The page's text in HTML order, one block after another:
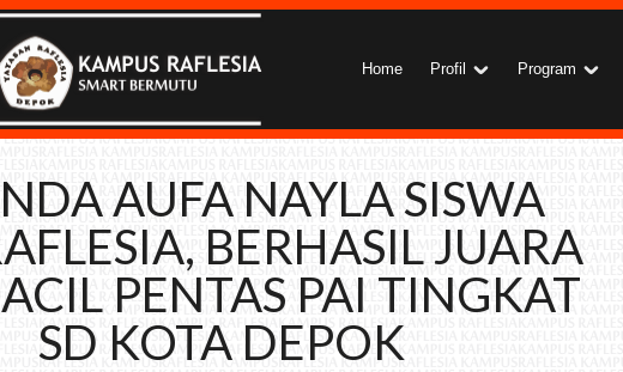
Home Profil Program
AUFA NAYLA SISWA
BERHASIL JUARA
PENTAS PAI TINGKAT
SD KOTA DEPOK